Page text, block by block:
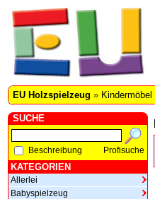
EU Holzspielzeug » Kindermöbel
SUCHE
Beschreibung Profisuche
KATEGORIEN
Allerlei
Babyspielzeug